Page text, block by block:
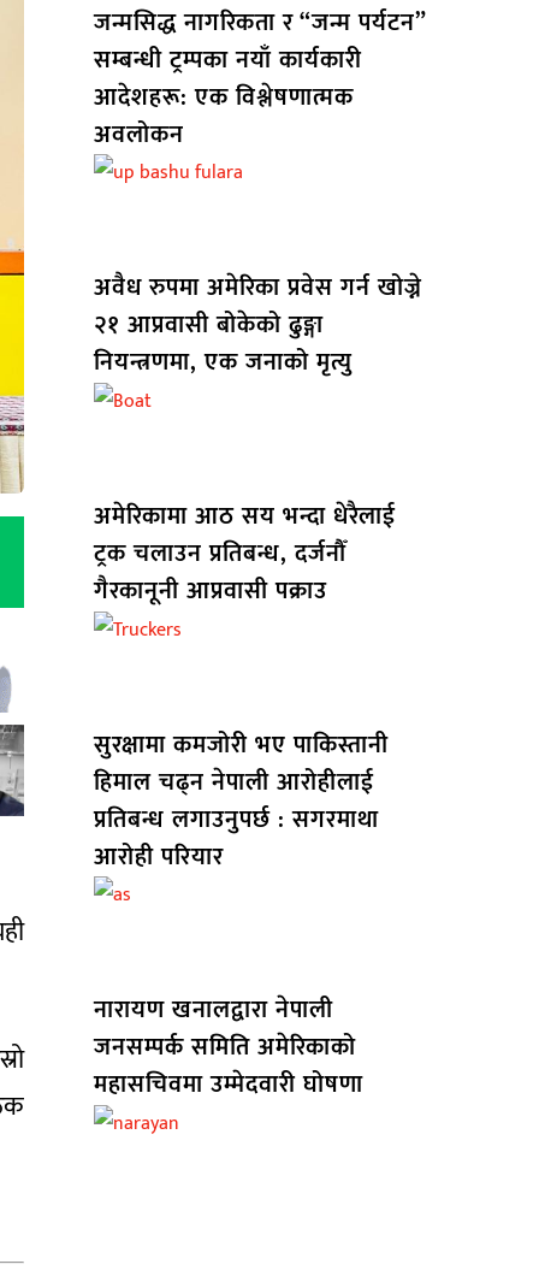
जन्मसिद्ध नागरिकता र “जन्म पर्यटन”
सम्बन्धी ट्रम्पका नयाँ कार्यकारी
आदेशहरू: एक विश्लेषणात्मक
अवलोकन
अवैध रुपमा अमेरिका प्रवेस गर्न खोज्ने
२१ आप्रवासी बोकेको ढुङ्गा
नियन्त्रणमा, एक जनाको मृत्यु
अमेरिकामा आठ सय भन्दा धेरैलाई
ट्रक चलाउन प्रतिबन्ध, दर्जनौँ
गैरकानूनी आप्रवासी पक्राउ
सुरक्षामा कमजोरी भए पाकिस्तानी
हिमाल चढ्न नेपाली आरोहीलाई
प्रतिबन्ध लगाउनुपर्छ : सगरमाथा
आरोही परियार
नारायण खनालद्वारा नेपाली
जनसम्पर्क समिति अमेरिकाको
महासचिवमा उम्मेदवारी घोषणा